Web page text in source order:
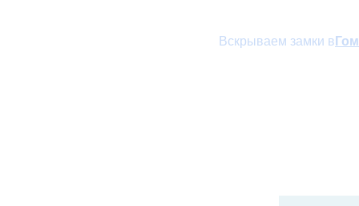
Вскрываем замки в